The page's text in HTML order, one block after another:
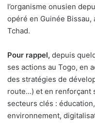
l’organisme onusien
opéré en Guinée
Tchad.
Pour rappel, depuis
ses actions au Togo, en
des stratégies de
route…) et en renforçant
secteurs clés :
environnement,